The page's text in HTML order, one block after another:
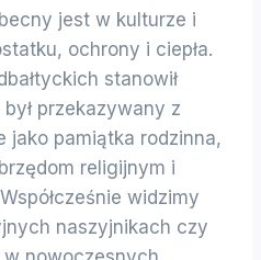
jest w kulturze i
ochrony i ciepła.
stanowił
przekazywany z
jako pamiątka rodzinna,
religijnym i
widzimy
naszyjnikach czy